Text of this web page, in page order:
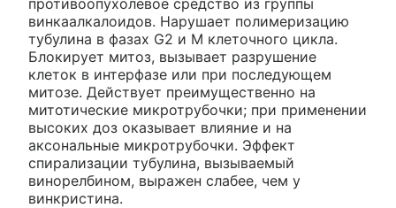
противоопухолевое средство из группы
винкаалкалоидов. Нарушает полимеризацию
тубулина в фазах G2 и М клеточного цикла.
Блокирует митоз, вызывает разрушение
клеток в интерфазе или при последующем
митозе. Действует преимущественно на
митотические микротрубочки; при применении
высоких доз оказывает влияние и на
аксональные микротрубочки. Эффект
спирализации тубулина, вызываемый
винорелбином, выражен слабее, чем у
винкристина.